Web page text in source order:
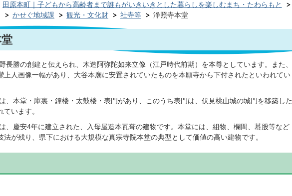
田原本町｜子どもから高齢者まで誰もがいきいきとした暮らしを楽しむまち・たわらもと
かせぐ地域課
観光・文化財 社寺等 浄照寺本堂
長勝の創建と伝えられ、木造阿弥陀如来立像（江戸時代前期）を本尊としています。また、
上人画像一幅があり、大谷本廟に安置されていたものを本願寺から下付されたといわれてい
、本堂・庫裏・鐘楼・太鼓楼・表門があり、このうち表門は、伏見桃山城の城門を移築した
ています。
、慶安4年に建立された、入母屋造本瓦葺の建物です。本堂には、組物、欄間、蟇股等など
法が残り、県下における大規模な真宗寺院本堂の典型として価値の高い建物です。